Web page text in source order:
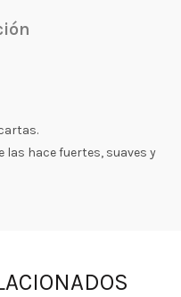
las hace fuertes, suaves y